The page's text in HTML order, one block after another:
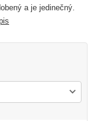
a je jedinečný.